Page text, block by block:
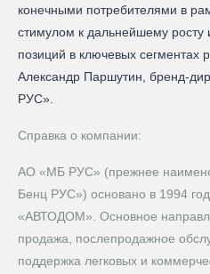
конечными потребителями в
стимулом к дальнейшему
позиций в ключевых сегментах
Александр Паршутин, бренд-
РУС».
Справка о компании:
АО «МБ РУС» (прежнее
Бенц PУC») основано в 1994
«АВТОДОМ». Основное
продажа, послепродажное
поддержка легковых и